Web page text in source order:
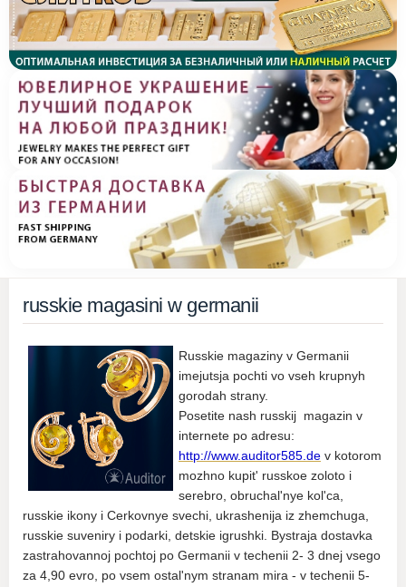
russkie magasini w germanii
Russkie magaziny v Germanii
imejutsja pochti vo vseh krupnyh
gorodah strany.
Posetite nash russkij magazin v
internete po adresu:
http://www.auditor585.de v kotorom
mozhno kupit' russkoe zoloto i
serebro, obruchal'nye kol'ca,
russkie ikony i Cerkovnye svechi, ukrashenija iz zhemchuga,
russkie suveniry i podarki, detskie igrushki. Bystraja dostavka
zastrahovannoj pochtoj po Germanii v techenii 2- 3 dnej vsego
za 4,90 evro, po vsem ostal'nym stranam mira - v techenii 5-